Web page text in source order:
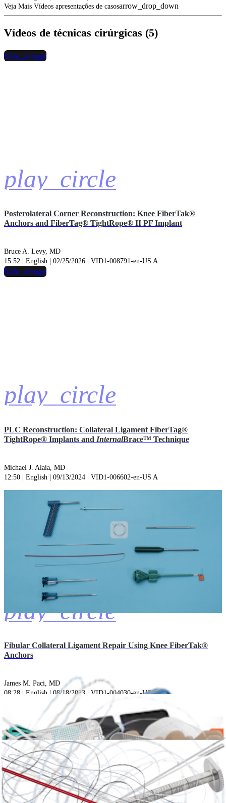
Veja Mais Vídeos apresentações de casosarrow_drop_down
Vídeos de técnicas cirúrgicas (5)
play_circle
hide_image
Posterolateral Corner Reconstruction: Knee FiberTak®
Anchors and FiberTag® TightRope® II PF Implant
Bruce A. Levy, MD
15:52 | English | 02/25/2026 | VID1-008791-en-US A
play_circle
hide_image
PLC Reconstruction: Collateral Ligament FiberTag®
TightRope® Implants and InternalBrace™ Technique
Michael J. Alaia, MD
12:50 | English | 09/13/2024 | VID1-006602-en-US A
play_circle
Fibular Collateral Ligament Repair Using Knee FiberTak®
Anchors
James M. Paci, MD
08:28 | English | 08/18/2023 | VID1-004030-en-US A